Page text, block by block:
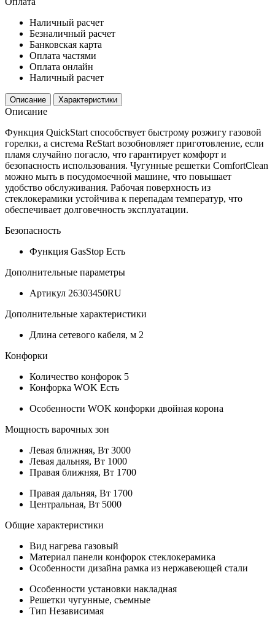
Наличный расчет
Безналичный расчет
Банковская карта
Оплата частями
Оплата онлайн
Наличный расчет
Описание Характеристики
Описание
Функция QuickStart способствует быстрому розжигу газовой
горелки, а система ReStart возобновляет приготовление, если
пламя случайно погасло, что гарантирует комфорт и
безопасность использования. Чугунные решетки ComfortClean
можно мыть в посудомоечной машине, что повышает
удобство обслуживания. Рабочая поверхность из
стеклокерамики устойчива к перепадам температур, что
обеспечивает долговечность эксплуатации.
Безопасность
Функция GasStop Есть
Дополнительные параметры
Артикул 26303450RU
Дополнительные характеристики
Длина сетевого кабеля, м 2
Конфорки
Количество конфорок 5
Конфорка WOK Есть
Особенности WOK конфорки двойная корона
Мощность варочных зон
Левая ближняя, Вт 3000
Левая дальняя, Вт 1000
Правая ближняя, Вт 1700
Правая дальняя, Вт 1700
Центральная, Вт 5000
Общие характеристики
Вид нагрева газовый
Материал панели конфорок стеклокерамика
Особенности дизайна рамка из нержавеющей стали
Особенности установки накладная
Решетки чугунные, съемные
Тип Независимая